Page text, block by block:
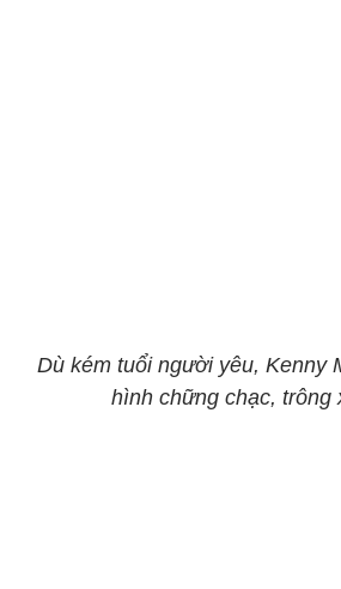
Dù kém tuổi người yêu, Kenny
hình chững chạc, trông